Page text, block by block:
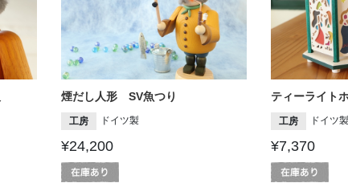
煙だし人形 SV魚つり
工房 ドイツ製
¥24,200
ティーライト
工房 ドイツ製
¥7,370